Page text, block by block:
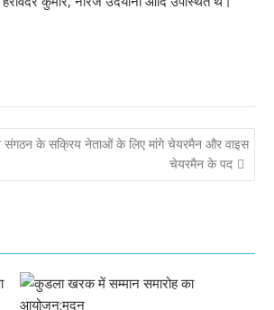
संगठन के सक्रिय नेताओं के लिए मांगे चेयरमैन और वाइस
चेयरमैन के पद